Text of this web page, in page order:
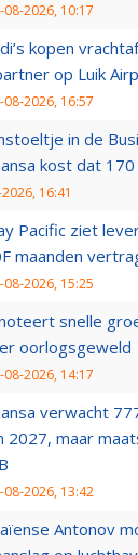
08-2026, 10:17
kopen
op Luik
08-2026, 16:57
in de
kost dat
16:41
Pacific ziet
maanden
08-2026, 15:25
snelle
oorlogsgeweld
08-2026, 14:17
verwacht
2027, maar
08-2026, 13:42
Antonov